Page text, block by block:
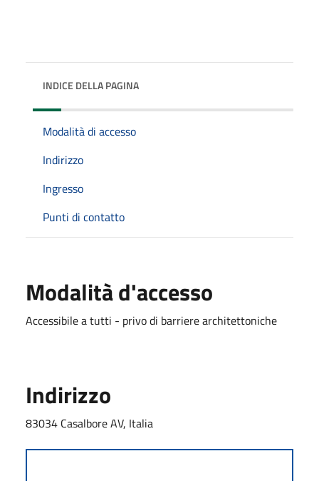
INDICE DELLA PAGINA
Modalità di accesso
Indirizzo
Ingresso
Punti di contatto
Modalità d'accesso
Accessibile a tutti - privo di barriere architettoniche
Indirizzo
83034 Casalbore AV, Italia